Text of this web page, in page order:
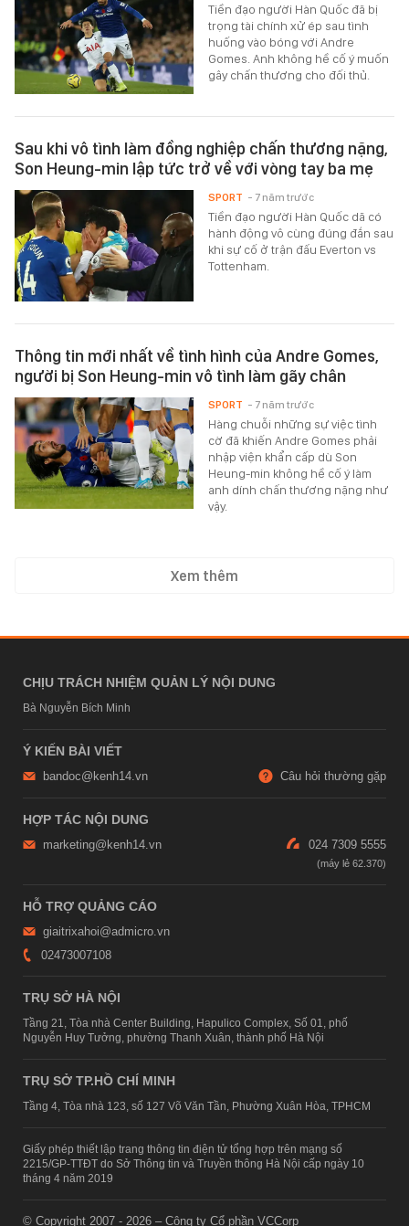
Tiền đạo người Hàn Quốc đã bị
trọng tài chính xử ép sau tình
huống vào bóng với Andre
Gomes. Anh không hề cố ý muốn
gây chấn thương cho đối thủ.
Sau khi vô tình làm đồng nghiệp chấn thương nặng,
Son Heung-min lập tức trở về với vòng tay ba mẹ
Tiền đạo người Hàn Quốc dã có
hành động vô cùng đúng đắn sau
khi sự cố ở trận đấu Everton vs
Tottenham.
SPORT - 7 năm trước
Thông tin mới nhất về tình hình của Andre Gomes,
người bị Son Heung-min vô tình làm gãy chân
Hàng chuỗi những sự việc tình
cờ đã khiến Andre Gomes phải
nhập viện khẩn cấp dù Son
Heung-min không hề cố ý làm
anh dính chấn thương nặng như
vậy.
SPORT - 7 năm trước
Xem thêm
CHỊU TRÁCH NHIỆM QUẢN LÝ NỘI DUNG
Bà Nguyễn Bích Minh
Ý KIẾN BÀI VIẾT
bandoc@kenh14.vn Câu hỏi thường gặp
HỢP TÁC NỘI DUNG
marketing@kenh14.vn 024 7309 5555
HỖ TRỢ QUẢNG CÁO
giaitrixahoi@admicro.vn
02473007108
TRỤ SỞ HÀ NỘI
Tầng 21, Tòa nhà Center Building, Hapulico Complex, Số 01, phố
Nguyễn Huy Tưởng, phường Thanh Xuân, thành phố Hà Nội
TRỤ SỞ TP.HỒ CHÍ MINH
Tầng 4, Tòa nhà 123, số 127 Võ Văn Tần, Phường Xuân Hòa, TPHCM
Giấy phép thiết lập trang thông tin điện tử tổng hợp trên mạng số
2215/GP-TTĐT do Sở Thông tin và Truyền thông Hà Nội cấp ngày 10
tháng 4 năm 2019
© Copyright 2007 - 2026 – Công ty Cổ phần VCCorp